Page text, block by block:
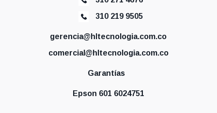
310 219 9505
gerencia@hltecnologia.com.co
comercial@hltecnologia.com.co
Garantías
Epson 601 6024751